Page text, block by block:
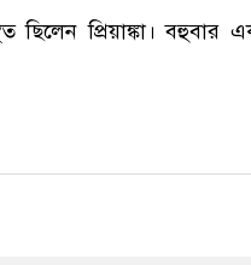
ছিলেন প্রিয়াঙ্কা। বহুবার